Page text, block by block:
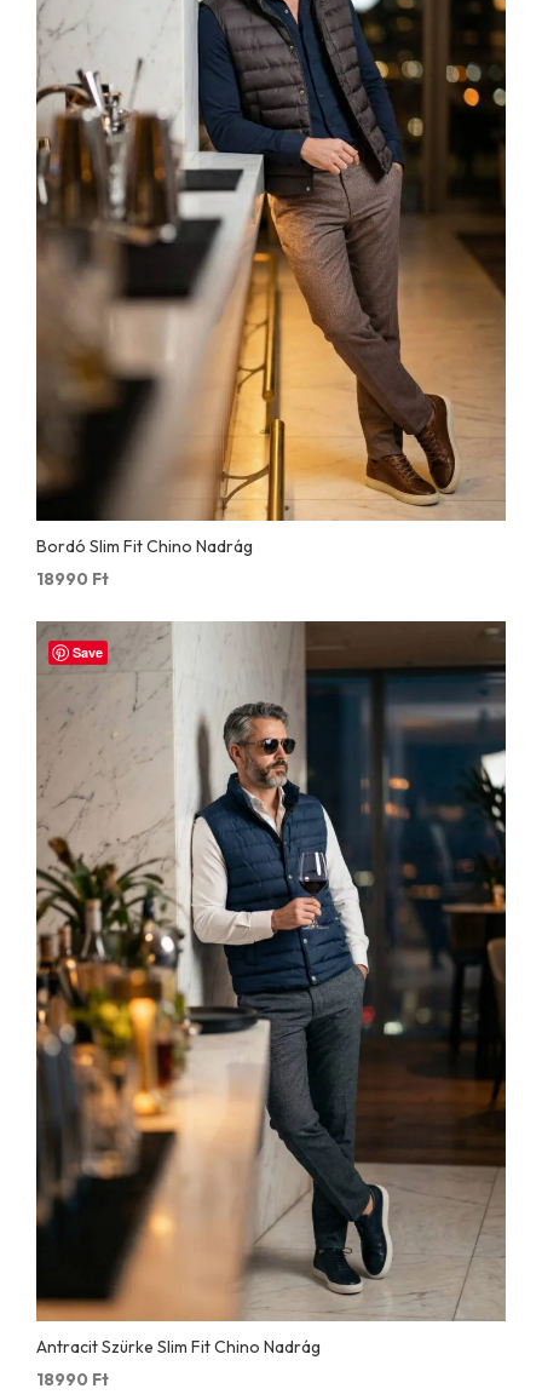
Bordó Slim Fit Chino Nadrág
18990 Ft
Save
Antracit Szürke Slim Fit Chino Nadrág
18990 Ft